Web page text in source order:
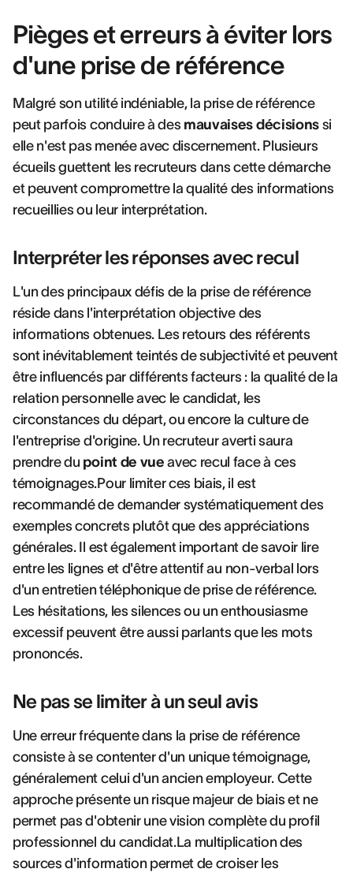
Pièges et erreurs à éviter lors
d'une prise de référence
Malgré son utilité indéniable, la prise de référence
peut parfois conduire à des mauvaises décisionssi
elle n'est pas menée avec discernement. Plusieurs
écueils guettent les recruteurs dans cette démarche
et peuvent compromettre la qualité des informations
recueillies ou leur interprétation.
Interpréter les réponses avec recul
L'un des principaux défis de la prise de référence
réside dans l'interprétation objective des
informations obtenues. Les retours des référents
sont inévitablement teintés de subjectivité et peuvent
être influencés par différents facteurs : la qualité de la
relation personnelle avec le candidat, les
circonstances du départ, ou encore la culture de
l'entreprise d'origine. Un recruteur averti saura
prendre du point de vue avec recul face à ces
témoignages.Pour limiter ces biais, il est
recommandé de demander systématiquement des
exemples concrets plutôt que des appréciations
générales. Il est également important de savoir lire
entre les lignes et d'être attentif au non-verbal lors
d'un entretien téléphonique de prise de référence.
Les hésitations, les silences ou un enthousiasme
excessif peuvent être aussi parlants que les mots
prononcés.
Ne pas se limiter à un seul avis
Une erreur fréquente dans la prise de référence
consiste à se contenter d'un unique témoignage,
généralement celui d'un ancien employeur. Cette
approche présente un risque majeur de biais et ne
permet pas d'obtenir une vision complète du profil
professionnel du candidat.La multiplication des
sources d'information permet de croiser les